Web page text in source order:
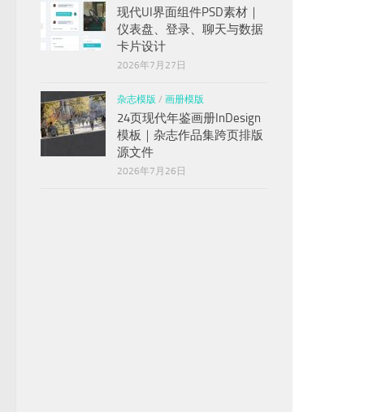
现代UI界面组件PSD素材｜
仪表盘、登录、聊天与数据
卡片设计
2026年7月27日
杂志模版 / 画册模版
24页现代年鉴画册InDesign
模板｜杂志作品集跨页排版
源文件
2026年7月26日